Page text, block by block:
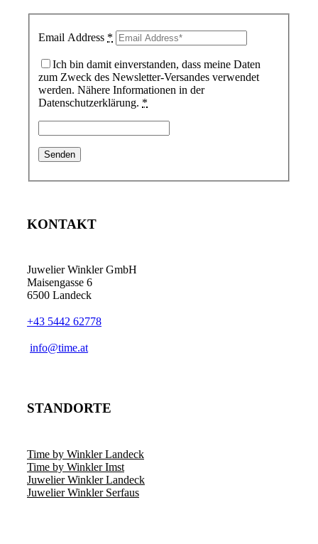
Email Address *
Ich bin damit einverstanden, dass meine Daten
zum Zweck des Newsletter-Versandes verwendet
werden. Nähere Informationen in der
Datenschutzerklärung. *
KONTAKT
Juwelier Winkler GmbH
Maisengasse 6
6500 Landeck
+43 5442 62778
info@time.at
STANDORTE
Time by Winkler Landeck
Time by Winkler Imst
Juwelier Winkler Landeck
Juwelier Winkler Serfaus